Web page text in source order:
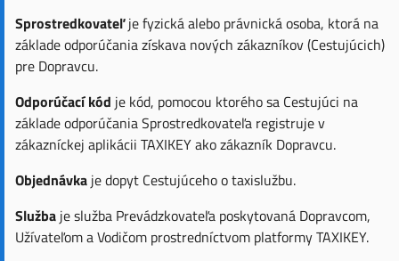
Sprostredkovateľje fyzická alebo právnická osoba, ktorá na
základe odporúčania získava nových zákazníkov (Cestujúcich)
pre Dopravcu.
Odporúčací kód je kód, pomocou ktorého sa Cestujúci na
základe odporúčania Sprostredkovateľa registruje v
zákazníckej aplikácii TAXIKEY ako zákazník Dopravcu.
Objednávka je dopyt Cestujúceho o taxislužbu.
Služba je služba Prevádzkovateľa poskytovaná Dopravcom,
Užívateľom a Vodičom prostredníctvom platformy TAXIKEY.